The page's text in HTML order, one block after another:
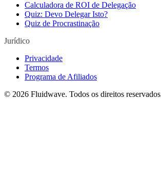
Calculadora de ROI de Delegação
Quiz: Devo Delegar Isto?
Quiz de Procrastinação
Jurídico
Privacidade
Termos
Programa de Afiliados
© 2026 Fluidwave. Todos os direitos